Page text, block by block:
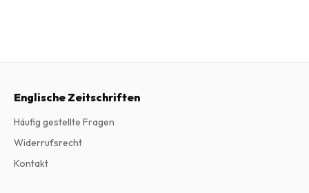
Englische Zeitschriften
Häufig gestellte Fragen
Widerrufsrecht
Kontakt